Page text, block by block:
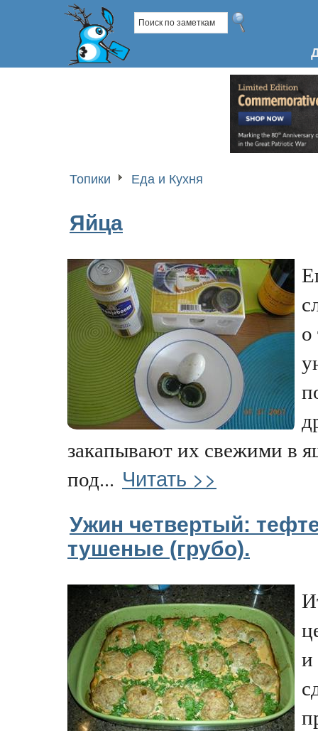
Топики Еда и Кухня
Яйца
о
закапывают их свежими в
под... Читать >>
Ужин четвертый:
тушеные (грубо).
и